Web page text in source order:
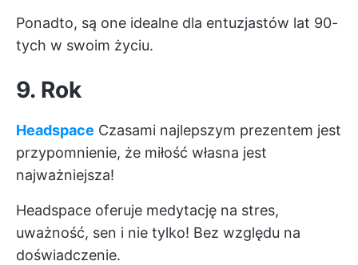
Ponadto, są one idealne dla entuzjastów lat 90-
tych w swoim życiu.
9. Rok
Headspace Czasami najlepszym prezentem jest
przypomnienie, że miłość własna jest
najważniejsza!
Headspace oferuje medytację na stres,
uważność, sen i nie tylko! Bez względu na
doświadczenie.